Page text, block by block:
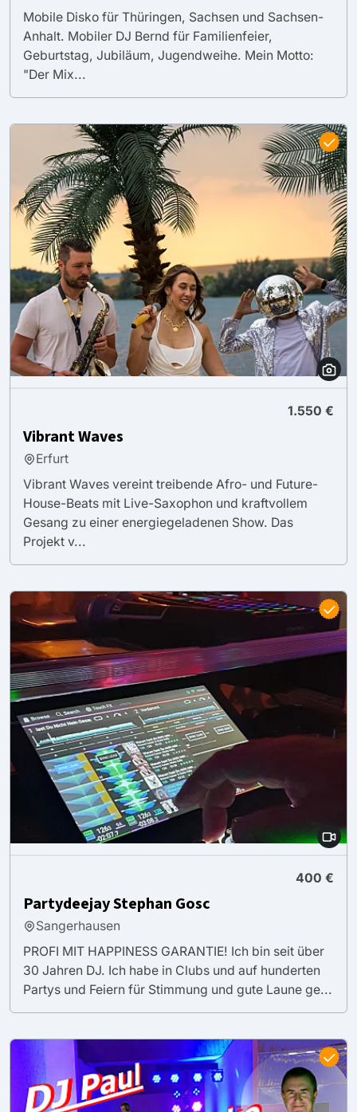
Mobile Disko für Thüringen, Sachsen und Sachsen-
Anhalt. Mobiler DJ Bernd für Familienfeier,
Geburtstag, Jubiläum, Jugendweihe. Mein Motto:
"Der Mix...
1.550 €
Vibrant Waves
Erfurt
Vibrant Waves vereint treibende Afro- und Future-
House-Beats mit Live-Saxophon und kraftvollem
Gesang zu einer energiegeladenen Show. Das
Projekt v...
400 €
Partydeejay Stephan Gosc
Sangerhausen
PROFI MIT HAPPINESS GARANTIE! Ich bin seit über
30 Jahren DJ. Ich habe in Clubs und auf hunderten
Partys und Feiern für Stimmung und gute Laune ge...